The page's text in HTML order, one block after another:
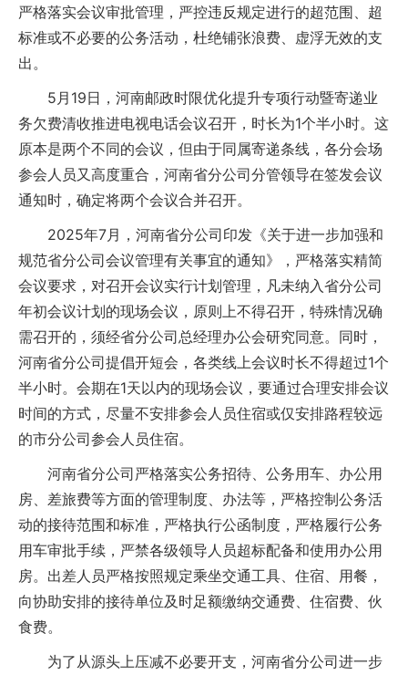
严格落实会议审批管理，严控违反规定进行的超范围、超
标准或不必要的公务活动，杜绝铺张浪费、虚浮无效的支
出。
5月19日，河南邮政时限优化提升专项行动暨寄递业
务欠费清收推进电视电话会议召开，时长为1个半小时。这
原本是两个不同的会议，但由于同属寄递条线，各分会场
参会人员又高度重合，河南省分公司分管领导在签发会议
通知时，确定将两个会议合并召开。
2025年7月，河南省分公司印发《关于进一步加强和
规范省分公司会议管理有关事宜的通知》，严格落实精简
会议要求，对召开会议实行计划管理，凡未纳入省分公司
年初会议计划的现场会议，原则上不得召开，特殊情况确
需召开的，须经省分公司总经理办公会研究同意。同时，
河南省分公司提倡开短会，各类线上会议时长不得超过1个
半小时。会期在1天以内的现场会议，要通过合理安排会议
时间的方式，尽量不安排参会人员住宿或仅安排路程较远
的市分公司参会人员住宿。
河南省分公司严格落实公务招待、公务用车、办公用
房、差旅费等方面的管理制度、办法等，严格控制公务活
动的接待范围和标准，严格执行公函制度，严格履行公务
用车审批手续，严禁各级领导人员超标配备和使用办公用
房。出差人员严格按照规定乘坐交通工具、住宿、用餐，
向协助安排的接待单位及时足额缴纳交通费、住宿费、伙
食费。
为了从源头上压减不必要开支，河南省分公司进一步